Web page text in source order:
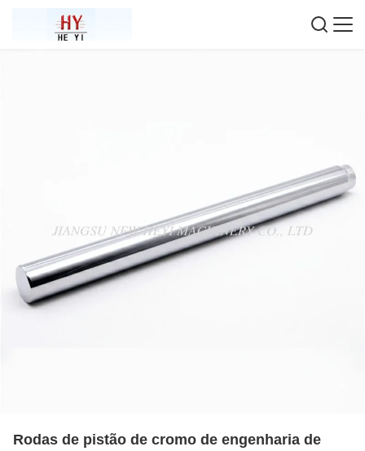
Rodas de pistão de cromo de engenharia de